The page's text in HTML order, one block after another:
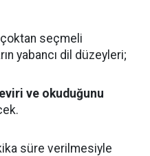
çoktan seçmeli
yabancı dil düzeyleri;
ve okuduğunu
süre verilmesiyle